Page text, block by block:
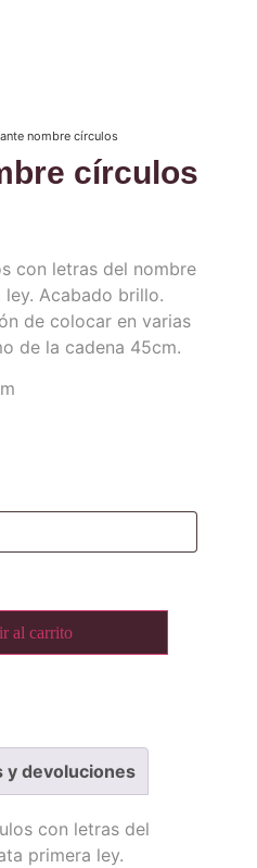
nombre círculos
círculos
con letras del nombre
Acabado brillo.
de colocar en varias
de la cadena 45cm.
al carrito
y devoluciones
con letras del
primera ley.